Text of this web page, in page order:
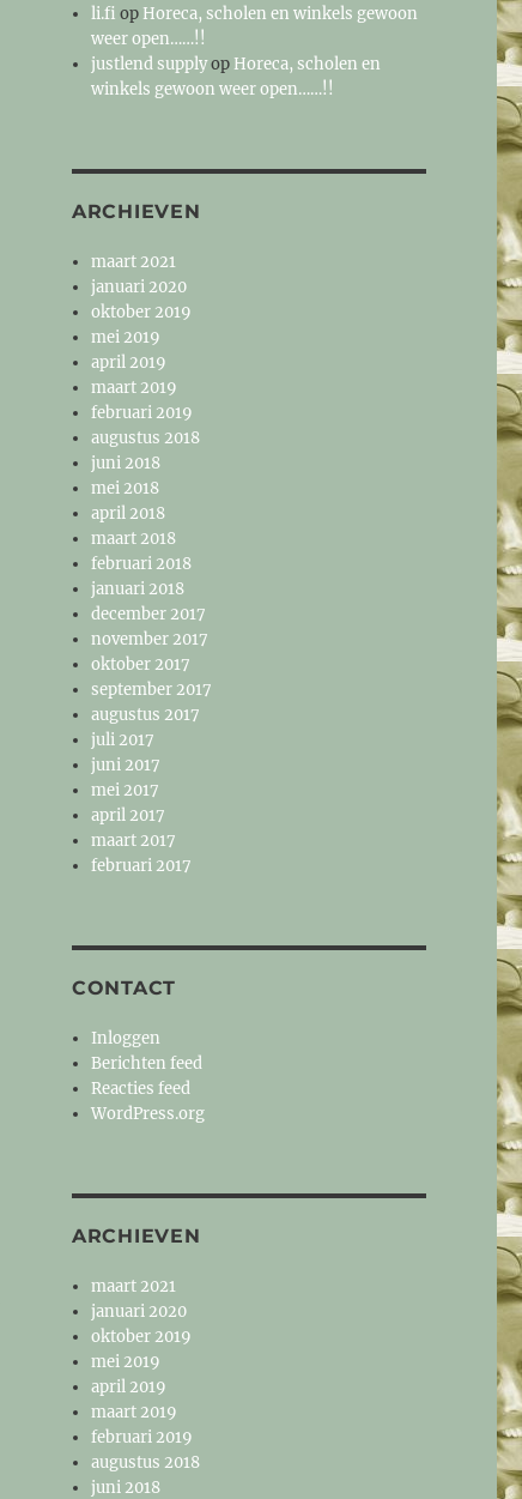
li.fi op Horeca, scholen en winkels gewoon
weer open……!!
justlend supplyop Horeca, scholen en
winkels gewoon weer open……!!
ARCHIEVEN
maart 2021
januari 2020
oktober 2019
mei 2019
april 2019
maart 2019
februari 2019
augustus 2018
juni 2018
mei 2018
april 2018
maart 2018
februari 2018
januari 2018
december 2017
november 2017
oktober 2017
september 2017
augustus 2017
juli 2017
juni 2017
mei 2017
april 2017
maart 2017
februari 2017
CONTACT
Inloggen
Berichten feed
Reacties feed
WordPress.org
ARCHIEVEN
maart 2021
januari 2020
oktober 2019
mei 2019
april 2019
maart 2019
februari 2019
augustus 2018
juni 2018